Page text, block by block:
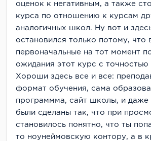
оценок к негативным, а также
курса по отношению к курсам
аналогичных школ. Ну вот и
остановился только потому, что
первоначальные на тот момент
ожидания этот курс с точностью
Хороши здесь все и все:
формат обучения, сама
программма, сайт школы, и даже
были сделаны так, что при
становилось понятно, что ты
то ноунеймовскую контору, а в